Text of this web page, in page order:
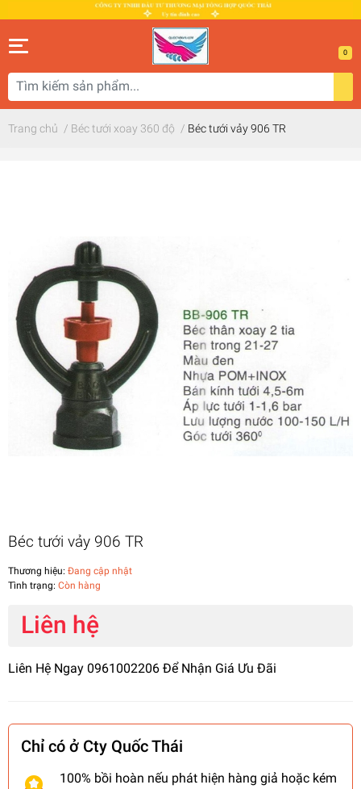
0
Trang chủ / Béc tưới xoay 360 độ / Béc tưới vảy 906 TR
Béc tưới vảy 906 TR
Thương hiệu: Đang cập nhật
Tình trạng: Còn hàng
Liên hệ
Liên Hệ Ngay 0961002206 Để Nhận Giá Ưu Đãi
Chỉ có ở Cty Quốc Thái
100% bồi hoàn nếu phát hiện hàng giả hoặc kém